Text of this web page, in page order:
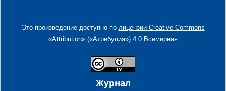
Это произведение доступно по лицензии Creative Commons
«Attribution» («Атрибуция») 4.0 Всемирная
Журнал